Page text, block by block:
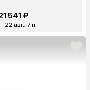
541 ₽
- 22 авг., 7 н.